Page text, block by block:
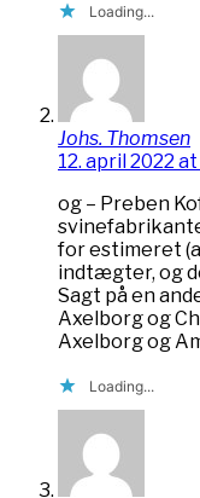
Loading...
Johs. Thomsen
12. april 2022
og – Preben
for estimeret
indtægter, og
Sagt på en
Axelborg og
Axelborg og
Loading...